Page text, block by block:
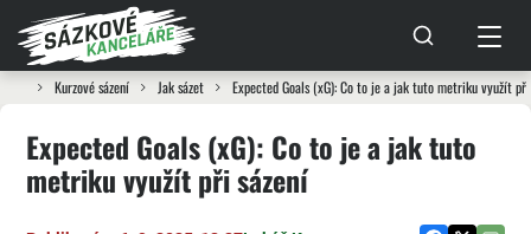
Kurzové sázení Jak sázet Expected Goals (xG): Co to je a jak tuto metriku využít při
Expected Goals (xG): Co to je a jak tuto
metriku využít při sázení